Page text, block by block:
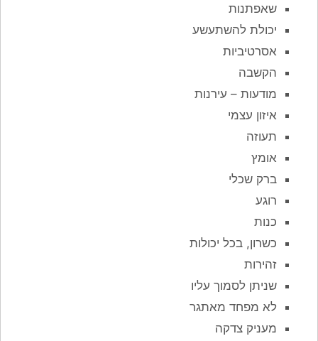
שאפתנות
יכולת להשתעשע
אסרטיביות
הקשבה
מודעות – עירנות
איזון עצמי
תעוזה
אומץ
ברק שכלי
רוגע
כנות
כשרון, בכל יכולות
זהירות
שניתן לסמוך עליו
לא מפחד מאתגר
מעניק צדקה